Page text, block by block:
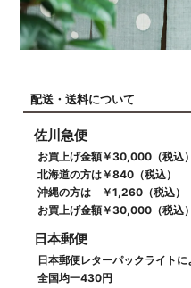
配送・送料について
佐川急便
お買上げ金額￥30,000（税込
北海道の方は￥840（税込）
沖縄の方は ￥1,260（税込）
お買上げ金額￥30,000（税込
日本郵便
日本郵便レターパックライト
全国均一430円